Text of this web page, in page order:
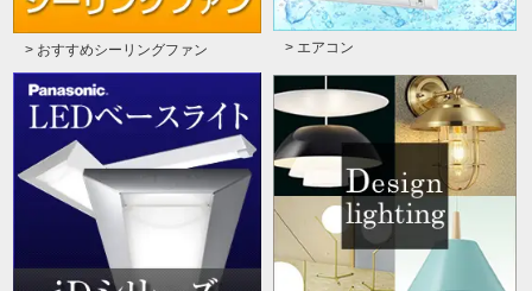
> おすすめシーリングファン > エアコン